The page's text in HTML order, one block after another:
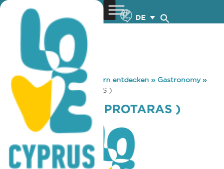
DE
You are here: Home »Zypern entdecken » Gastronomy»
CHEER’S CAFE ( PROTARAS )
CHEER’S CAFE ( PROTARAS )